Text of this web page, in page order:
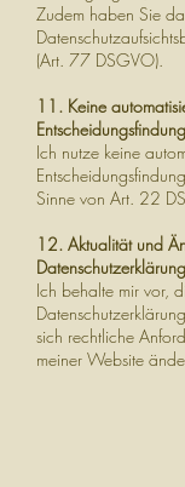
Zudem haben Sie
(Art. 77 DSGVO).
11. Keine
Entscheidungsfindung
Ich nutze keine
Sinne von Art. 22
12. Aktualität und
Datenschutzerklärung
Ich behalte mir vor,
sich rechtliche
meiner Website